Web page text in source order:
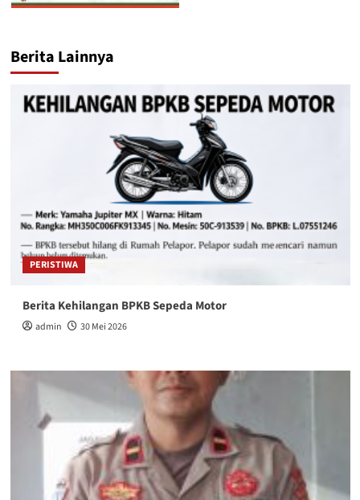
Berita Lainnya
PERISTIWA
Berita Kehilangan BPKB Sepeda Motor
admin 30 Mei 2026